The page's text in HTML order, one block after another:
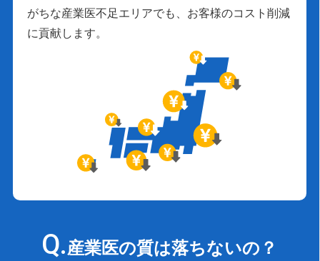
がちな産業医不足エリアでも、お客様のコスト削減
に貢献します。
産業医の質は落ちないの？